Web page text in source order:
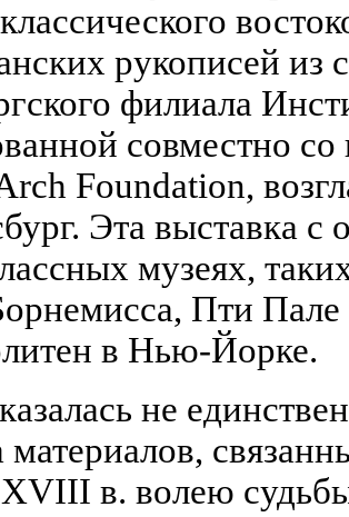
рукописей из
филиала
совместно
Foundation,
Эта выставка
музеях,
Пти
в Нью-Йорке.
не
материалов,
в. волею